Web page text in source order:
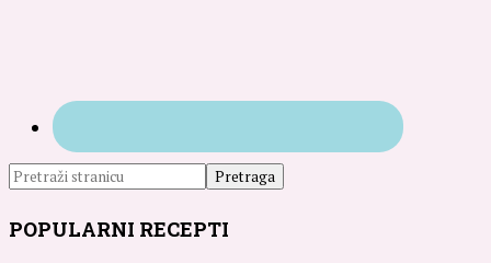
POPULARNI RECEPTI